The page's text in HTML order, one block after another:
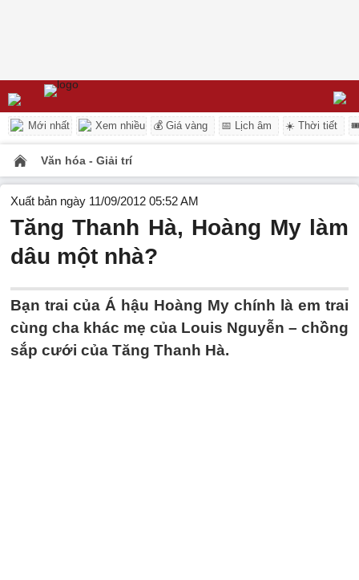
Mới nhất Xem nhiều 💰 Giá vàng 📅 Lịch âm ☀️ Thời tiết
Văn hóa - Giải trí
Xuất bản ngày 11/09/2012 05:52 AM
Tăng Thanh Hà, Hoàng My làm
dâu một nhà?
Bạn trai của Á hậu Hoàng My chính là em trai
cùng cha khác mẹ của Louis Nguyễn – chồng
sắp cưới của Tăng Thanh Hà.